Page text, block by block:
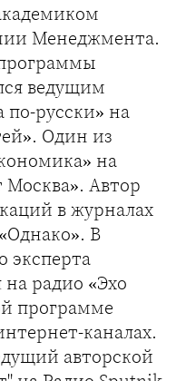
Менеджмента.
ведущим
русски» на
Один из
на
Автор
в журналах
В
эксперта
радио «Эхо
программе
каналах.
авторской